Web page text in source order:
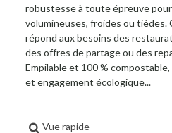
robustesse à toute épreuve
volumineuses, froides ou tièdes.
répond aux besoins des
des offres de partage ou des
Empilable et 100 %
et engagement écologique...
Vue rapide